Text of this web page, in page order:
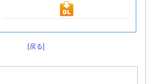
[戻る]